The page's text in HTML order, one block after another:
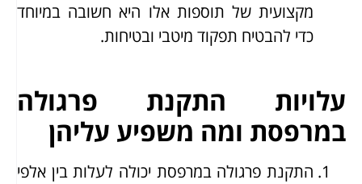
מקצועית של תוספות אלו היא חשובה במיוחד
כדי להבטיח תפקוד מיטבי ובטיחות.
עלויות התקנת פרגולה
במרפסת ומה משפיע עליהן
התקנת פרגולה במרפסת יכולה לעלות בין אלפי